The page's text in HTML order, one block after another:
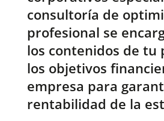
consultoría de
profesional se
los contenidos de tu
los objetivos
empresa para
rentabilidad de la